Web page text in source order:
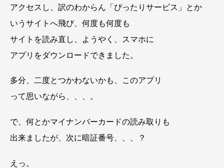
アクセスし、訳のわからん「ぴったりサービス」とか
いうサイトへ飛び、何度も何度も
サイトを読み直し、ようやく、スマホに
アプリをダウンロードできました。
多分、二度とつかわないかも、このアプリ
って思いながら、、、。
で、何とかマイナンバーカードの読み取りも
出来ましたが、次に暗証番号、、、？
えっ。